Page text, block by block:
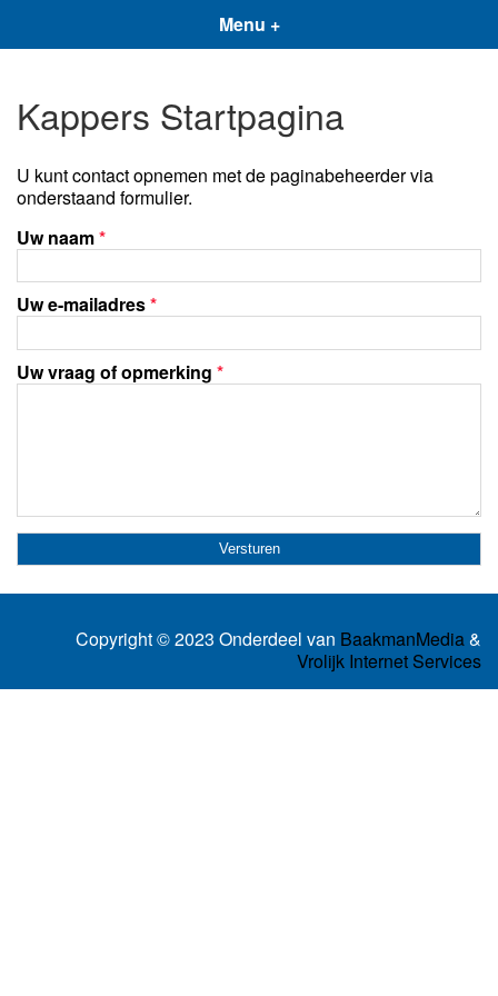
Menu +
Kappers Startpagina
U kunt contact opnemen met de paginabeheerder via
onderstaand formulier.
Uw naam*
Uw e-mailadres*
Uw vraag of opmerking *
Copyright © 2023 Onderdeel van BaakmanMedia&
Vrolijk Internet Services